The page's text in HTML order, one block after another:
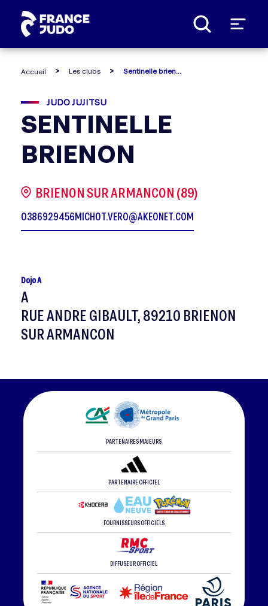
Accueil Les clubs
JUDO JUJITSU
SENTINELLE
BRIENON
BRIENON SUR ARMANCON (89)
0386929456MICHOT.VERO@AKEONET.COM
Dojo A
A
RUE ANDRE GIBAULT, 89210 BRIENON
SUR ARMANCON
PARTENAIRES MAJEURS
PARTENAIRE OFFICIEL
FOURNISSEURS OFFICIELS
DIFFUSEUR OFFICIEL